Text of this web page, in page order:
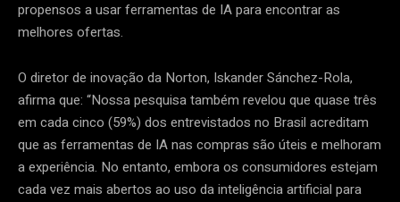
propensos a usar ferramentas de IA para encontrar as
melhores ofertas.
O diretor de inovação da Norton, Iskander Sánchez-Rola,
afirma que: “Nossa pesquisa também revelou que quase três
em cada cinco (59%) dos entrevistados no Brasil acreditam
que as ferramentas de IA nas compras são úteis e melhoram
a experiência. No entanto, embora os consumidores estejam
cada vez mais abertos ao uso da inteligência artificial para